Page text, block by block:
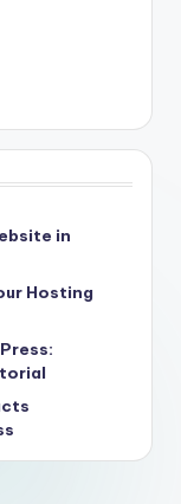
in
Hosting